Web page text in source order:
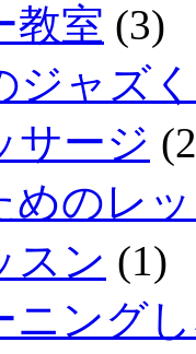
教室 (3)
ジャズ
サージ
めのレ
スン (1)
ニング